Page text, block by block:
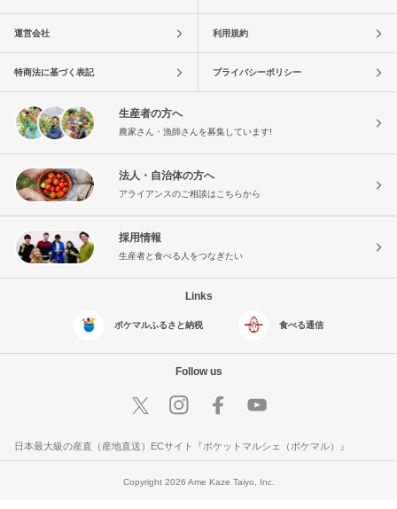
運営会社 利用規約
特商法に基づく表記 プライバシーポリシー
生産者の方へ
農家さん・漁師さんを募集しています!
法人・自治体の方へ
アライアンスのご相談はこちらから
採用情報
生産者と食べる人をつなぎたい
Links
ポケマルふるさと納税 食べる通信
Follow us
日本最大級の産直（産地直送）ECサイト『ポケットマルシェ（ポケマル）』
Copyright 2026 Ame Kaze Taiyo, Inc.